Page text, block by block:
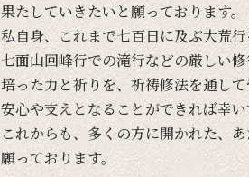
果たしていきたいと願っております。
私自身、
これまで七百日に及ぶ大荒
七面山回峰行での滝行などの厳しい
培った力と祈りを、 祈祷修法を通して
安心や支えとなる ことができれば幸い
これからも、 多くの方に開かれた、
願っております。